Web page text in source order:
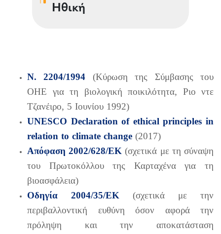
Ηθική
Ν. 2204/1994 (Κύρωση της Σύμβασης του
ΟΗΕ για τη βιολογική ποικιλότητα, Ριο ντε
Τζανέιρο, 5 Ιουνίου 1992)
UNESCO Declaration of ethical principles in
relation to climate change (2017)
Απόφαση 2002/628/ΕΚ (σχετικά με τη σύναψη
του Πρωτοκόλλου της Καρταχένα για τη
βιοασφάλεια)
Οδηγία 2004/35/ΕΚ (σχετικά με την
περιβαλλοντική ευθύνη όσον αφορά την
πρόληψη και την αποκατάσταση